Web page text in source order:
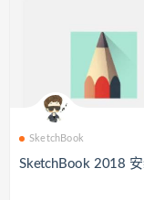
SketchBook
SketchBook 2018